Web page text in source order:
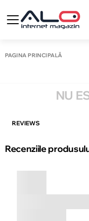
PAGINA PRINCIPALĂ
NU
REVIEWS
Recenziile